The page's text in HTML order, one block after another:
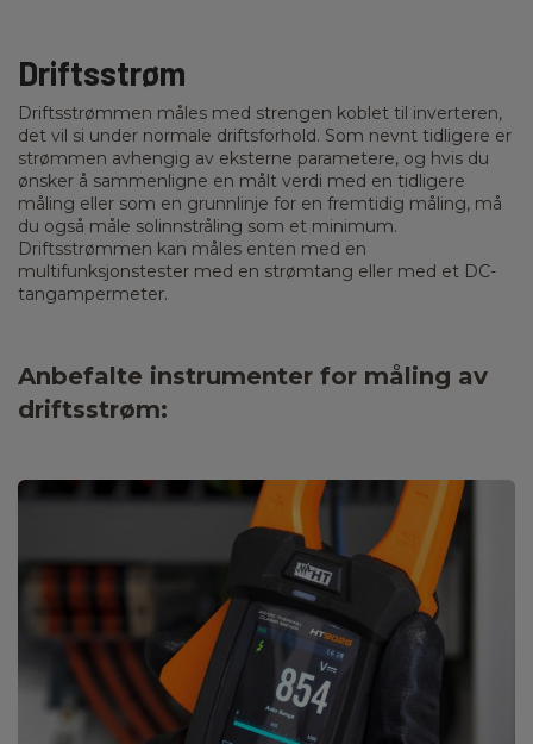
Driftsstrøm
Driftsstrømmen måles med strengen koblet til inverteren,
det vil si under normale driftsforhold. Som nevnt tidligere er
strømmen avhengig av eksterne parametere, og hvis du
ønsker å sammenligne en målt verdi med en tidligere
måling eller som en grunnlinje for en fremtidig måling, må
du også måle solinnstråling som et minimum.
Driftsstrømmen kan måles enten med en
multifunksjonstester med en strømtang eller med et DC-
tangampermeter.
Anbefalte instrumenter for måling av
driftsstrøm​: